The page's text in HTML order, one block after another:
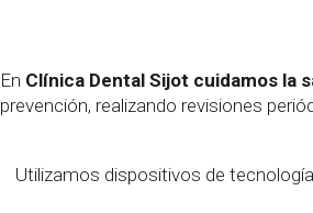
En Clínica Dental Sijot cuidamos la
prevención, realizando revisiones
Utilizamos dispositivos de